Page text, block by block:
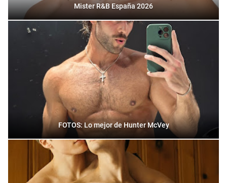
Mister R&B España 2026
FOTOS: Lo mejor de Hunter McVey